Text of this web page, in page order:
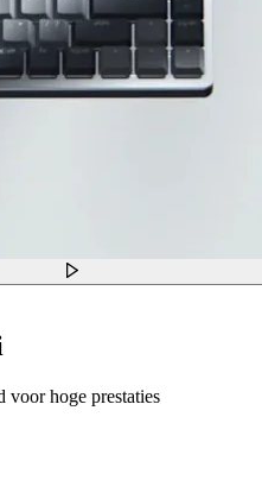
voor hoge prestaties